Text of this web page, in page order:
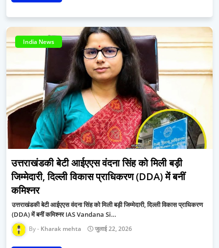
India News
उत्तराखंडकी बेटी आईएएस वंदना सिंह को मिली बड़ी
जिम्मेदारी, दिल्ली विकास प्राधिकरण (DDA) में बनीं
कमिश्नर
उत्तराखंडकी बेटी आईएएस वंदना सिंह को मिली बड़ी जिम्मेदारी, दिल्ली विकास प्राधिकरण
(DDA) में बनीं कमिश्नर IAS Vandana Si…
Kharak mehta जुलाई 22, 2026